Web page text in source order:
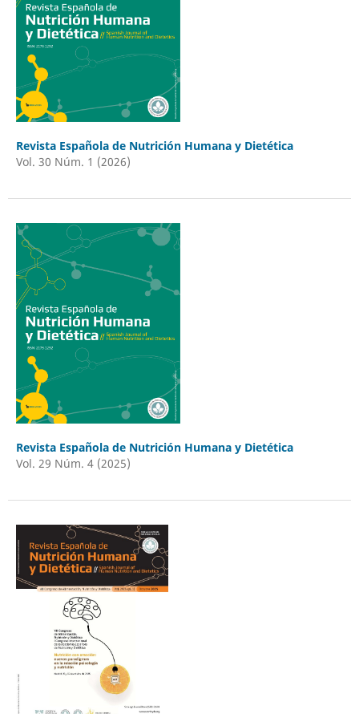
Revista Española de Nutrición Humana y Dietética
Vol. 30 Núm. 1 (2026)
Revista Española de Nutrición Humana y Dietética
Vol. 29 Núm. 4 (2025)